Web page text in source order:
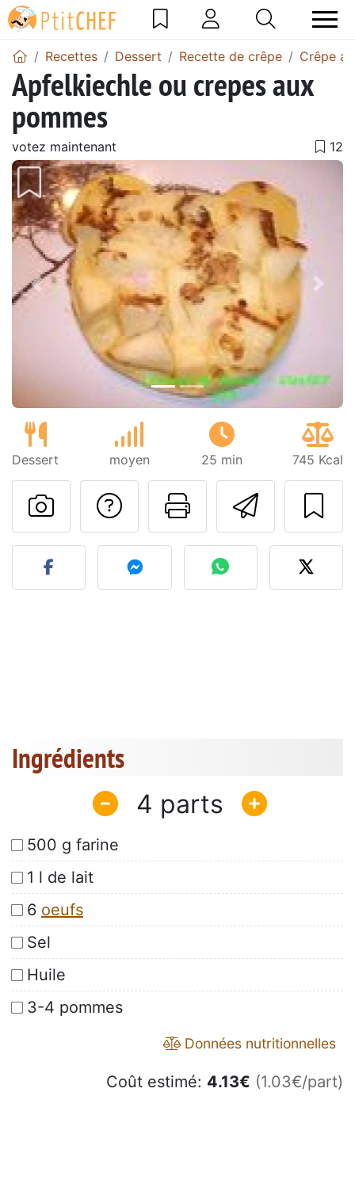
Recettes Dessert Recette de crêpe Crêpe
Apfelkiechle ou crepes aux
pommes
votez maintenant
Précédent
Dessert moyen 25 min 745 Kcal
Imprimer
Poser une
Publier votre photo de
Ingrédients
4
500 g farine
1 l de lait
6 oeufs
Sel
Huile
3-4 pommes
Données nutritionnelles
Coût estimé: 4.13€ (1.03€/part)